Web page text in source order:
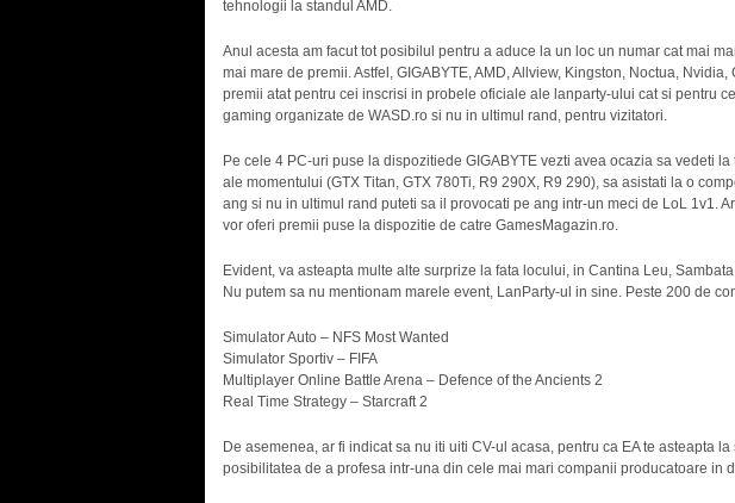
tehnologii la standul AMD.
Anul acesta am facut tot posibilul pentru a aduce la un loc un numar cat mai
mai mare de premii. Astfel, GIGABYTE, AMD, Allview, Kingston, Noctua,
premii atat pentru cei inscrisi in probele oficiale ale lanparty-ului cat si pentru
gaming organizate de WASD.ro si nu in ultimul rand, pentru vizitatori.
Pe cele 4 PC-uri puse la dispozitiede GIGABYTE vezti avea ocazia sa vedeti
ale momentului (GTX Titan, GTX 780Ti, R9 290X, R9 290), sa asistati la o
ang si nu in ultimul rand puteti sa il provocati pe ang intr-un meci de LoL 1v1.
vor oferi premii puse la dispozitie de catre GamesMagazin.ro.
Evident, va asteapta multe alte surprize la fata locului, in Cantina Leu,
Nu putem sa nu mentionam marele event, LanParty-ul in sine. Peste 200 de
Simulator Auto – NFS Most Wanted
Simulator Sportiv – FIFA
Multiplayer Online Battle Arena – Defence of the Ancients 2
Real Time Strategy – Starcraft 2
De asemenea, ar fi indicat sa nu iti uiti CV-ul acasa, pentru ca EA te asteapta
posibilitatea de a profesa intr-una din cele mai mari companii producatoare in